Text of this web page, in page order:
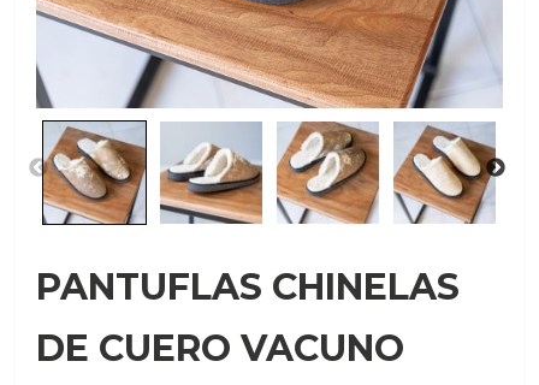
PANTUFLAS CHINELAS
DE CUERO VACUNO